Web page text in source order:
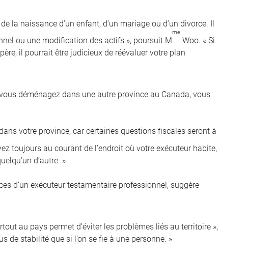
la naissance d’un enfant, d’un mariage ou d’un divorce. Il
ou une modification des actifs », poursuit M
me
Woo. « Si
il pourrait être judicieux de réévaluer votre plan
déménagez dans une autre province au Canada, vous
votre province, car certaines questions fiscales seront à
toujours au courant de l’endroit où votre exécuteur habite,
d’autre. »
d’un exécuteur testamentaire professionnel, suggère
au pays permet d’éviter les problèmes liés au territoire »,
de stabilité que si l’on se fie à une personne. »